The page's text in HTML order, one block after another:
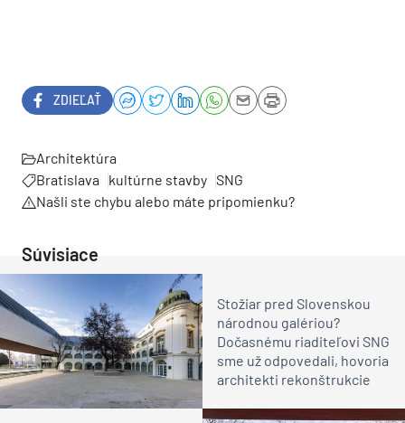
ZDIEĽAŤ
Architektúra
Bratislava
kultúrne stavby SNG
Našli ste chybu alebo máte pripomienku?
Súvisiace
Stožiar pred Slovenskou
národnou galériou?
Dočasnému riaditeľovi SNG
sme už odpovedali, hovoria
architekti rekonštrukcie